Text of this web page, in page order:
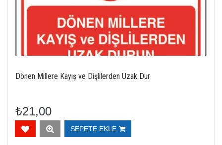
Dönen Millere Kayış ve Dişlilerden Uzak Dur
₺21,00
SEPETE EKLE